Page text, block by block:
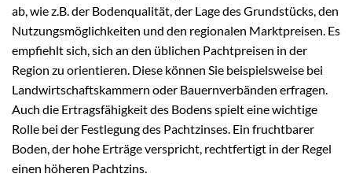
ab, wie z.B. der Bodenqualität, der Lage des Grundstücks, den
Nutzungsmöglichkeiten und den regionalen Marktpreisen. Es
empfiehlt sich, sich an den üblichen Pachtpreisen in der
Region zu orientieren. Diese können Sie beispielsweise bei
Landwirtschaftskammern oder Bauernverbänden erfragen.
Auch die Ertragsfähigkeit des Bodens spielt eine wichtige
Rolle bei der Festlegung des Pachtzinses. Ein fruchtbarer
Boden, der hohe Erträge verspricht, rechtfertigt in der Regel
einen höheren Pachtzins.